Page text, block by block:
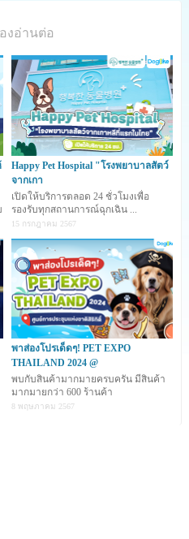
อาหารที่ห้ามพลาดใน
มาสามารถเข้าได้ มาให้
เพื่อง่ายต่อการตัดสินใจ
ว่าจังหวัดพระนครศรีอยุธยา
อยู่มากมายเลยค่ะ ^_^
งอ่านต่อ
Happy Pet Hospital "โรงพยาบาลสัตว์
จากเกา
เปิดให้บริการตลอด 24 ชั่วโมงเพื่อ
รองรับทุกสถานการณ์ฉุกเฉิน ...
15 กรกฎาคม 2567
พาส่องโปรเด็ดๆ! PET EXPO
THAILAND 2024 @
พบกับสินค้ามากมายครบครัน มีสินค้า
มากมายกว่า 600 ร้านค้า
8 พฤษภาคม 2567